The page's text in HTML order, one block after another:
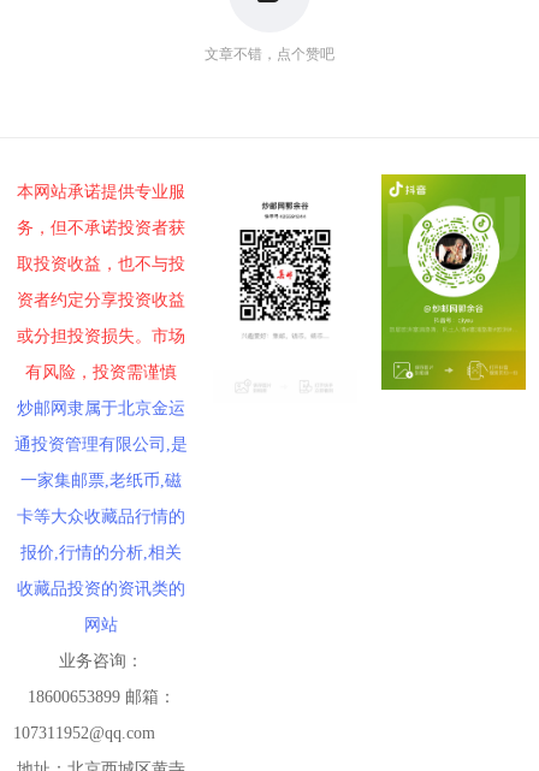
文章不错，点个赞吧
本网站承诺提供专业服
务，但不承诺投资者获
取投资收益，也不与投
资者约定分享投资收益
或分担投资损失。市场
有风险，投资需谨慎
炒邮网隶属于北京金运
通投资管理有限公司,是
一家集邮票,老纸币,磁
卡等大众收藏品行情的
报价,行情的分析,相关
收藏品投资的资讯类的
网站
业务咨询：
18600653899 邮箱：
107311952@qq.com